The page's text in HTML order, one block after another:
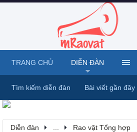
Diễn đàn Rao vặt Tổng hợp
TRANG CHỦ DIỄN ĐÀN
Tìm kiếm diễn đàn Bài viết gần đây